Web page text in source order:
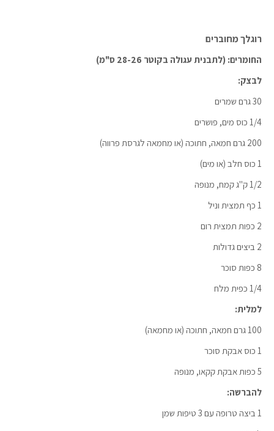
רוגלך מחוברים
החומרים: (לתבנית עגולה בקוטר 28-26 ס"מ)
לבצק:
30 גרם שמרים
1/4 כוס מים, פושרים
200 גרם חמאה, חתוכה (או מחמאה לגרסת פרווה)
1 כוס חלב (או מים)
1/2 ק"ג קמח, מנופה
1 כף תמצית וניל
2 כפות תמצית רום
2 ביצים גדולות
8 כפות סוכר
1/4 כפית מלח
למלית:
100 גרם חמאה, חתוכה (או מחמאה)
1 כוס אבקת סוכר
5 כפות אבקת קקאו, מנופה
להברשה:
1 ביצה טרופה עם 3 טיפות שמן